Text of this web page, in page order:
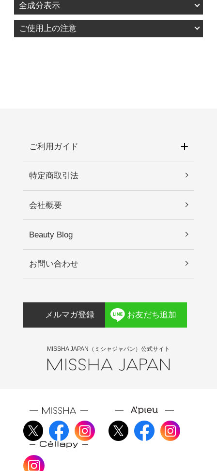
全成分表示
水、メチルプロパンジオール、ＤＰＧ、１，２－
ヘキサンジオール、ヒドロキシアセトフェノン、
ボンビコラ／（グルコース／ナタネ油脂肪酸メチ
ル）発酵物、ＢＧ、オレンジ果皮油、ラベンダー
油、カキ葉エキス、ブドウ果実エキス、エチルヘ
キシルグリセリン、アスコルビン酸、コーヒー種
ス、チャ葉エキス、クリ殻エキス、サンショウ果
実エキス、ヒマワリ種子油
ご使用上の注意
肌に直射日光が当たって上記のような異常が現れ
位には使わないでください。3.目に入らないように
注意し、入った時は、すぐに充分に洗い流してく
ださい。4.保管及び取り扱い上の注意 1)直射日光
の当たる場所、極端な高温・低温の場所を避けて
保管してください。 2)乳幼児の手が届かない場所
に保管してください。
ご利用ガイド
特定商取引法
会社概要
Beauty Blog
お問い合わせ
メルマガ登録 お友だち追加
MISSHA JAPAN（ミシャジャパン）公式サイト